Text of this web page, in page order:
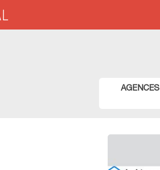
cotelittoral.fr/annuaire.php